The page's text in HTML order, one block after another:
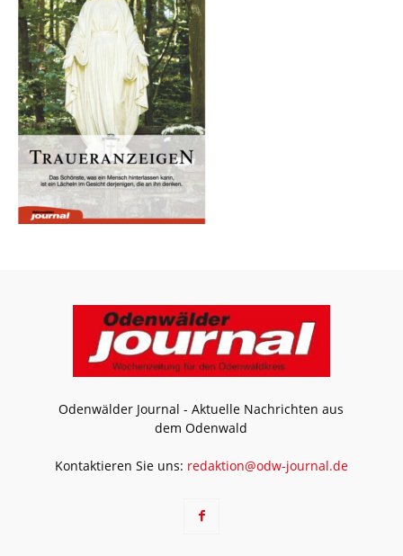
Odenwälder Journal - Aktuelle Nachrichten aus
dem Odenwald
Kontaktieren Sie uns: redaktion@odw-journal.de